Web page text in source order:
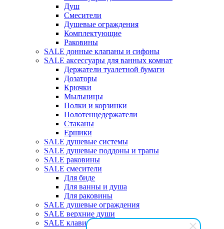
Душ
Смесители
Душевые ограждения
Комплектующие
Раковины
SALE донные клапаны и сифоны
SALE аксессуары для ванных комнат
Держатели туалетной бумаги
Дозаторы
Крючки
Мыльницы
Полки и корзинки
Полотенцедержатели
Стаканы
Ершики
SALE душевые системы
SALE душевые поддоны и трапы
SALE раковины
SALE смесители
Для биде
Для ванны и душа
Для раковины
SALE душевые ограждения
SALE верхние души
SALE клавиши